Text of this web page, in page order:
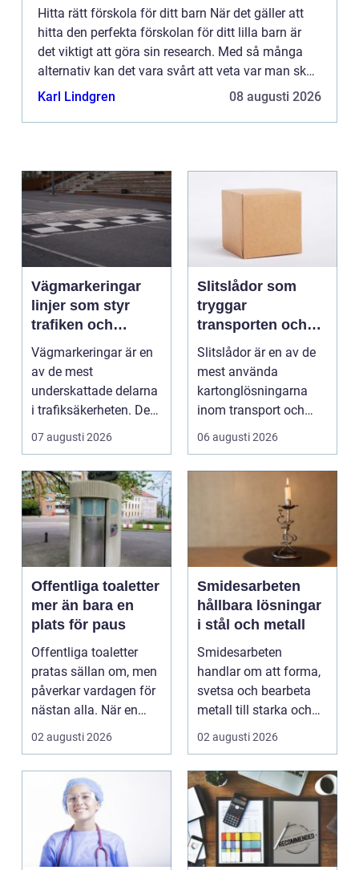
Hitta rätt förskola för ditt barn När det gäller att
hitta den perfekta förskolan för ditt lilla barn är
det viktigt att göra sin research. Med så många
alternativ kan det vara svårt att veta var man ska
börja. Men oroa dig inte, vi är här för att hj...
Karl Lindgren 08 augusti 2026
Vägmarkeringar
linjer som styr
trafiken och
minskar olyckor
Vägmarkeringar är en
av de mest
underskattade delarna
i trafiksäkerheten. De
syns överallt, men
07 augusti 2026
Slitslådor som
tryggar
transporten och
stärker varumärket
Slitslådor är en av de
mest använda
kartonglösningarna
inom transport och
logis...
06 augusti 2026
Offentliga toaletter
mer än bara en
plats för paus
Offentliga toaletter
pratas sällan om, men
påverkar vardagen för
nästan alla. När en
stad, park elle...
02 augusti 2026
Smidesarbeten
hållbara lösningar
i stål och metall
Smidesarbeten
handlar om att forma,
svetsa och bearbeta
metall till starka och
hållbara konstruktion...
02 augusti 2026